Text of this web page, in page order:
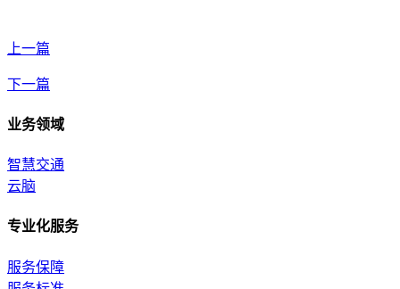
上一篇
下一篇
业务领域
智慧交通
云脑
专业化服务
服务保障